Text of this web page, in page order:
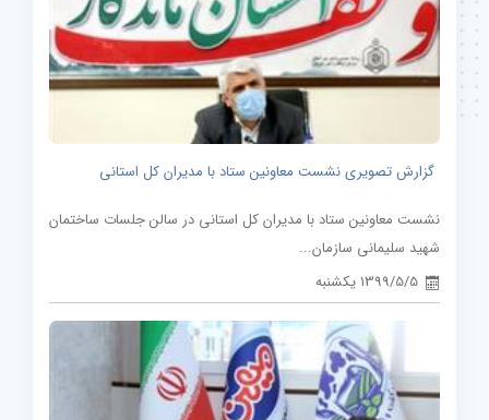
گزارش تصویری نشست معاونین ستاد با مدیران کل استانی
نشست معاونین ستاد با مدیران کل استانی در سالن جلسات ساختمان
شهید سلیمانی سازمان...
1399/5/5 یکشنبه